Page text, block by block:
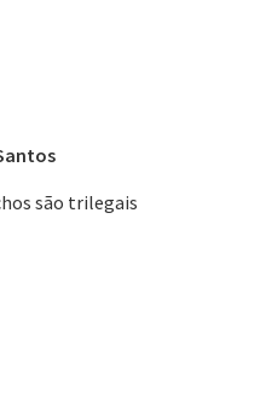
são trilegais